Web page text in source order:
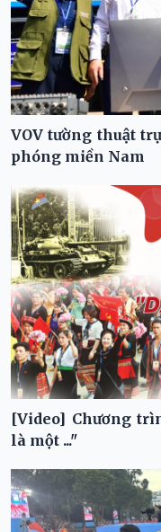
VOV tường thuật
phóng miền Nam
[Video] Chương
là một ..."